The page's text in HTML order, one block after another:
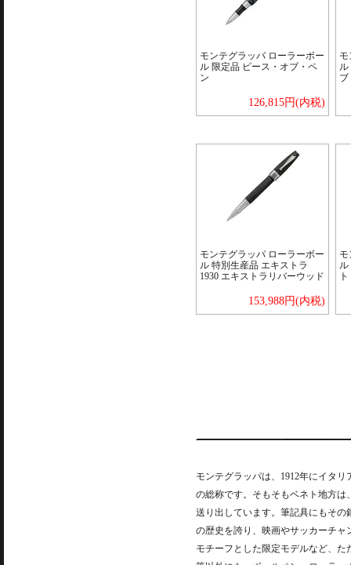
モンテグラッパ ローラーボー
ル 限定品 ピース・オブ・ペ
ン
126,815円(内税)
モ
ル
ブ
モンテグラッパ ローラーボー
ル 特別生産品 エキストラ
1930 エキストラリバーウッド
153,988円(内税)
モ
ル
モンテグラッパは、1912年にイタ
の総称です。そもそもベネト地方
送り出しています。筆記具にもその
の歴史を誇り、映画やサッカーチ
モチーフとした限定モデルなど、